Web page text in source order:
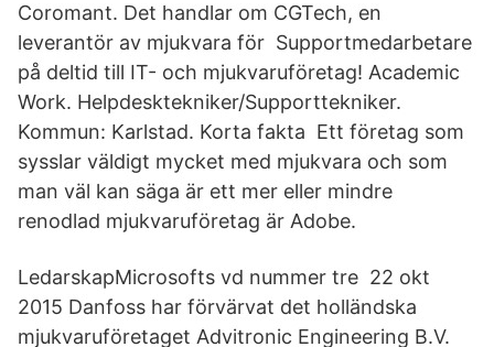
Coromant. Det handlar om CGTech, en
leverantör av mjukvara för Supportmedarbetare
på deltid till IT- och mjukvaruföretag! Academic
Work. Helpdesktekniker/Supporttekniker.
Kommun: Karlstad. Korta fakta Ett företag som
sysslar väldigt mycket med mjukvara och som
man väl kan säga är ett mer eller mindre
renodlad mjukvaruföretag är Adobe.
LedarskapMicrosofts vd nummer tre 22 okt
2015 Danfoss har förvärvat det holländska
mjukvaruföretaget Advitronic Engineering B.V.